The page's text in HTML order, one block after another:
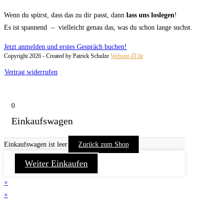
Wenn du spürst, dass das zu dir passt, dann lass uns loslegen!
Es ist spannend – vielleicht genau das, was du schon lange suchst.
Jetzt anmelden und erstes Gespräch buchen!
Copyright 2026 - Created by Patrick Schulze Webster-IT.de
Vertrag widerrufen
0
Einkaufswagen
Einkaufswagen ist leer Zurück zum Shop
Weiter Einkaufen
×
×